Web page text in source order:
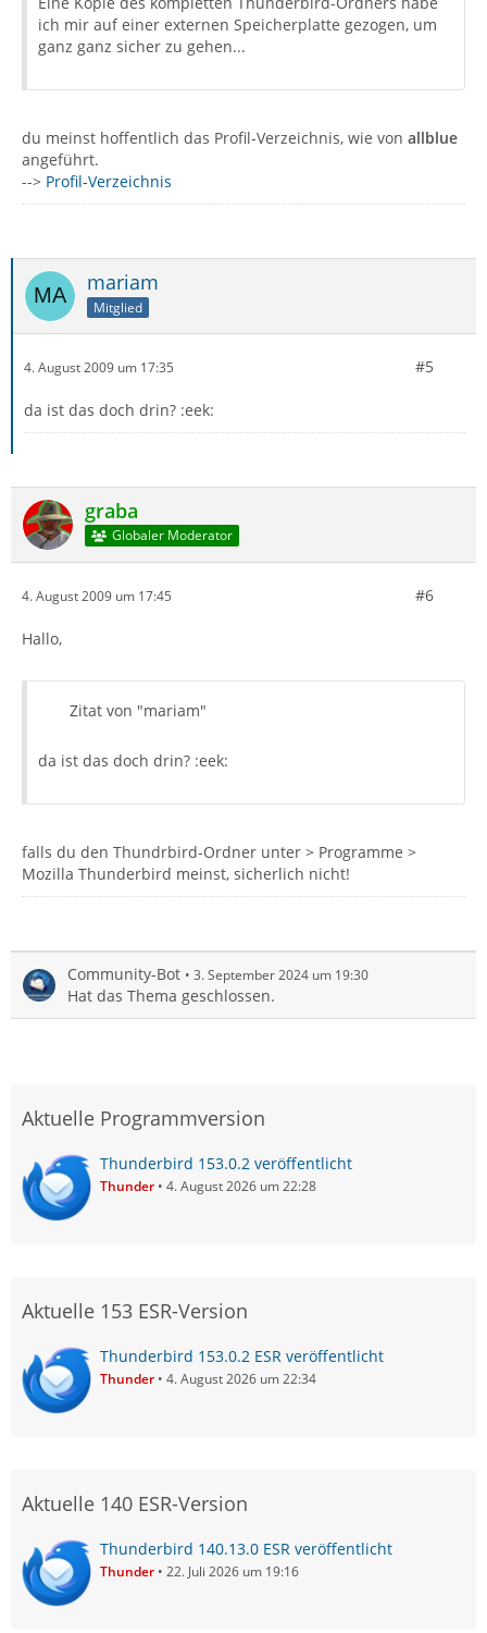
ich mir auf einer externen Speicherplatte gezogen, um
ganz ganz sicher zu gehen...
du meinst hoffentlich das Profil-Verzeichnis, wie von allblue
angeführt.
--> Profil-Verzeichnis
mariam
Mitglied
4. August 2009 um 17:35 #5
da ist das doch drin? :eek:
graba
Globaler Moderator
4. August 2009 um 17:45 #6
Hallo,
Zitat von "mariam"
da ist das doch drin? :eek:
falls du den Thundrbird-Ordner unter > Programme >
Mozilla Thunderbird meinst, sicherlich nicht!
Community-Bot 3. September 2024 um 19:30
Hat das Thema geschlossen.
Aktuelle Programmversion
Thunderbird 153.0.2 veröffentlicht
Thunder 4. August 2026 um 22:28
Aktuelle 153 ESR-Version
Thunderbird 153.0.2 ESR veröffentlicht
Thunder 4. August 2026 um 22:34
Aktuelle 140 ESR-Version
Thunderbird 140.13.0 ESR veröffentlicht
Thunder 22. Juli 2026 um 19:16